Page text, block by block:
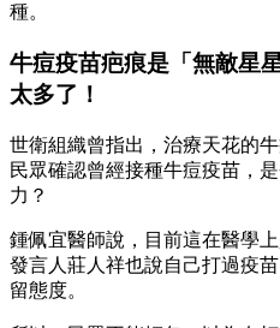
種。
牛痘疫苗疤痕是「無敵星
太多了！
世衛組織曾指出，治療天花的
民眾確認曾經接種牛痘疫苗，
力？
鍾佩宜醫師說，目前這在醫學
發言人莊人祥也說自己打過疫
留態度。